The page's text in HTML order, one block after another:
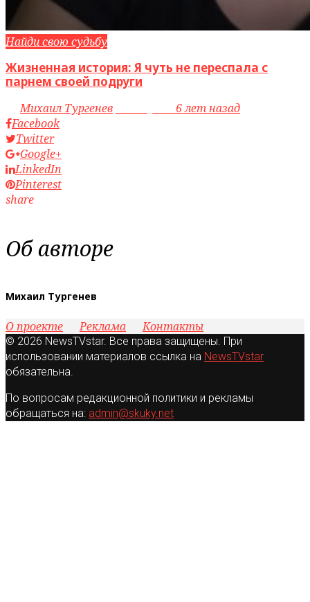
Найди свою судьбу
Жизненная история: Я чуть не переспала с
парнем своей подруги
byМихаил Тургенев
6 лет назад
Facebook
Twitter
Google+
LinkedIn
Pinterest
share
Об авторе
Михаил Тургенев
О проекте Реклама Контакты
© 2026 NewsTVstar. Все права защищены. При
использовании материалов ссылка на NewsTVstar
обязательна.
По вопросам редакционной политики и рекламы
обращаться на: admin@skuky.net